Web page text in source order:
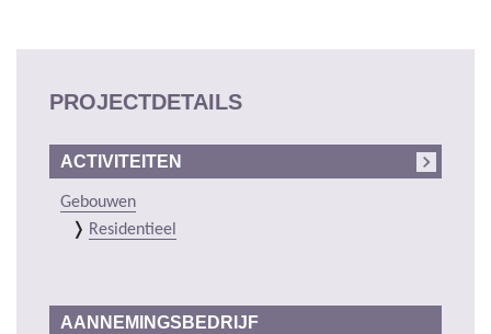
PROJECTDETAILS
ACTIVITEITEN
Gebouwen
Residentieel
AANNEMINGSBEDRIJF